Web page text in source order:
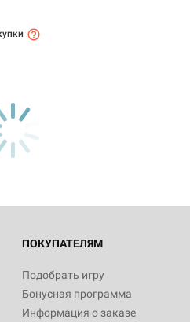
ПОКУПАТЕЛЯМ
Подобрать игру
Бонусная программа
Информация о заказе